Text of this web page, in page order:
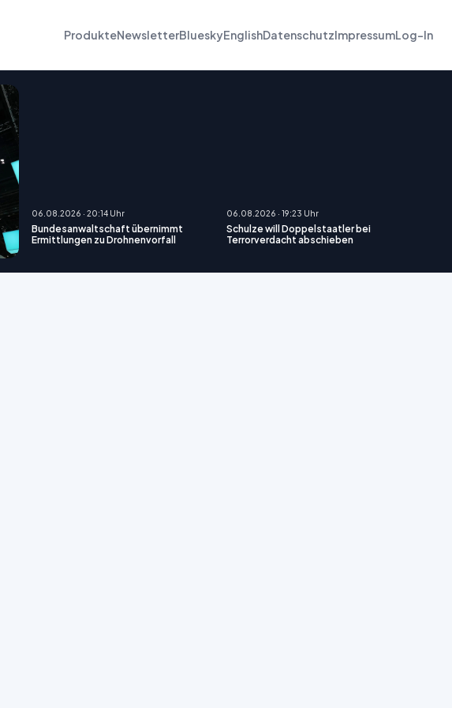
ProdukteNewsletterBlueskyEnglishDatenschutzImpressumLog-In
06.08.2026 · 20:14 Uhr
Bundesanwaltschaft übernimmt
Ermittlungen zu Drohnenvorfall
06.08.2026 · 19:23 Uhr
Schulze will Doppelstaatler bei
Terrorverdacht abschieben